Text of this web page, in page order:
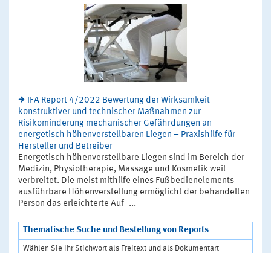
IFA Report 4/2022 Bewertung der Wirksamkeit
konstruktiver und technischer Maßnahmen zur
Risikominderung mechanischer Gefährdungen an
energetisch höhenverstellbaren Liegen – Praxishilfe für
Hersteller und Betreiber
Energetisch höhenverstellbare Liegen sind im Bereich der
Medizin, Physiotherapie, Massage und Kosmetik weit
verbreitet. Die meist mithilfe eines Fußbedienelements
ausführbare Höhenverstellung ermöglicht der behandelten
Person das erleichterte Auf- ...
Thematische Suche und Bestellung von Reports
Wählen Sie Ihr Stichwort als Freitext und als Dokumentart